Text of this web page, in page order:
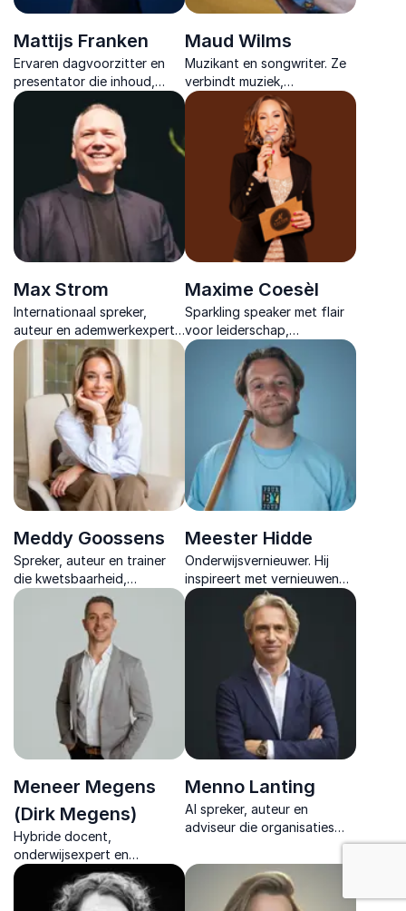
Mattijs Franken
Ervaren dagvoorzitter en
presentator die inhoud,
nieuwsgierigheid en energie
samenbrengt met diepgang
en lichtheid.
Maud Wilms
Muzikant en songwriter. Ze
verbindt muziek,
persoonlijke verhalen en
inclusie in inspirerende
lezingen die raken en
aanzetten tot actie.
Max Strom
Internationaal spreker,
auteur en ademwerkexpert
met meer dan 30 jaar
ervaring in persoonlijke
transformatie en mentaal
welzijn wereldwijd.
Maxime Coesèl
Sparkling speaker met flair
voor leiderschap,
zichtbaarheid en
veerkracht, combineert
entertainment met
empowerment voor
blijvende impact.
Meddy Goossens
Spreker, auteur en trainer
die kwetsbaarheid,
psychologische veiligheid
en digitale weerbaarheid
vertaalt naar moedige actie
Meester Hidde
Onderwijsvernieuwer. Hij
inspireert met vernieuwende
onderwijsideeën, tools en
verhalen die
kansengelijkheid en
innovatie tastbaar maken.
Meneer Megens
(Dirk Megens)
Hybride docent,
onderwijsexpert en
innovator die met
praktijkervaring en humor
Menno Lanting
AI spreker, auteur en
adviseur die organisaties
digitale transformatie te
vertalen naar keuzes die
werken.